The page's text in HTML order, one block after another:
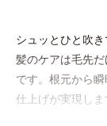
シュッとひと吹
髪のケアは毛先
です。根元から
仕上げが実現しま